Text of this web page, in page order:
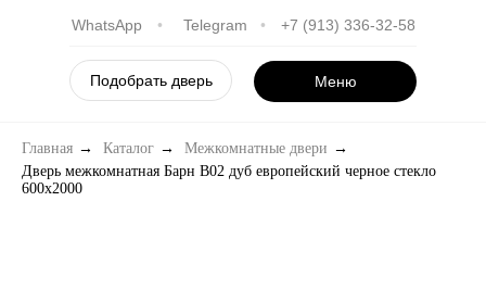
WhatsApp •
Telegram
• +7 (913) 336-32-58
Подобрать дверь Меню
Главная → Каталог → Межкомнатные двери →
Дверь межкомнатная Барн B02 дуб европейский черное стекло
600х2000